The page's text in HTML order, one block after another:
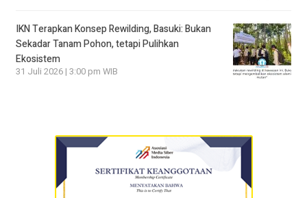
IKN Terapkan Konsep Rewilding, Basuki: Bukan
Sekadar Tanam Pohon, tetapi Pulihkan
Ekosistem
31 Juli 2026 | 3:00 pm WIB